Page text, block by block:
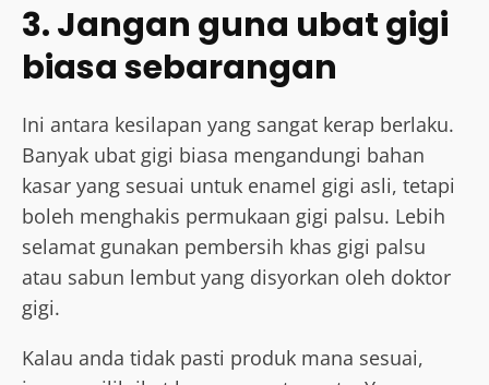
3. Jangan guna ubat gigi
biasa sebarangan
Ini antara kesilapan yang sangat kerap berlaku.
Banyak ubat gigi biasa mengandungi bahan
kasar yang sesuai untuk enamel gigi asli, tetapi
boleh menghakis permukaan gigi palsu. Lebih
selamat gunakan pembersih khas gigi palsu
atau sabun lembut yang disyorkan oleh doktor
gigi.
Kalau anda tidak pasti produk mana sesuai,